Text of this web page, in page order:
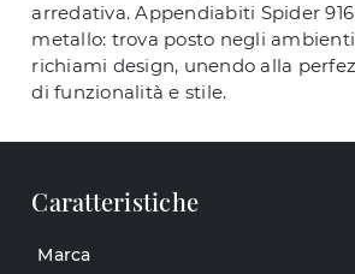
arredativa. Appendiabiti Spider
metallo: trova posto negli
richiami design, unendo alla
di funzionalità e stile.
Caratteristiche
Marca